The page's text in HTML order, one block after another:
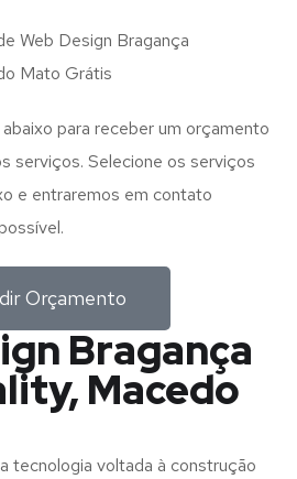
Web Design Bragança
Mato Grátis
para receber um orçamento
serviços. Selecione os serviços
e entraremos em contato
Orçamento
Bragança
Macedo
tecnologia voltada à construção